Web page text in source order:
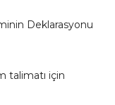
Deklarasyonu
talimatı için